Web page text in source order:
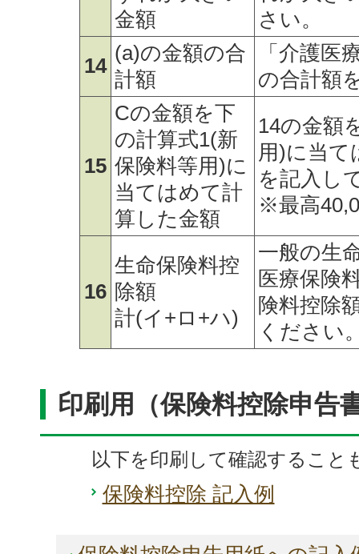
金額
さい。
14
(a)の金額の合
計額
「介護医
の合計額
15
Cの金額を下
の計算式1(新
保険料等用)に
当てはめて計
算した金額
14の金額
用)に当て
を記入し
※最高
16
生命保険料控
除額
計(イ+ロ+ハ)
一般の生
医療保険
険料控除
ください
印刷用（保険料控除申告
以下を印刷して確認すること
保険料控除 記入例